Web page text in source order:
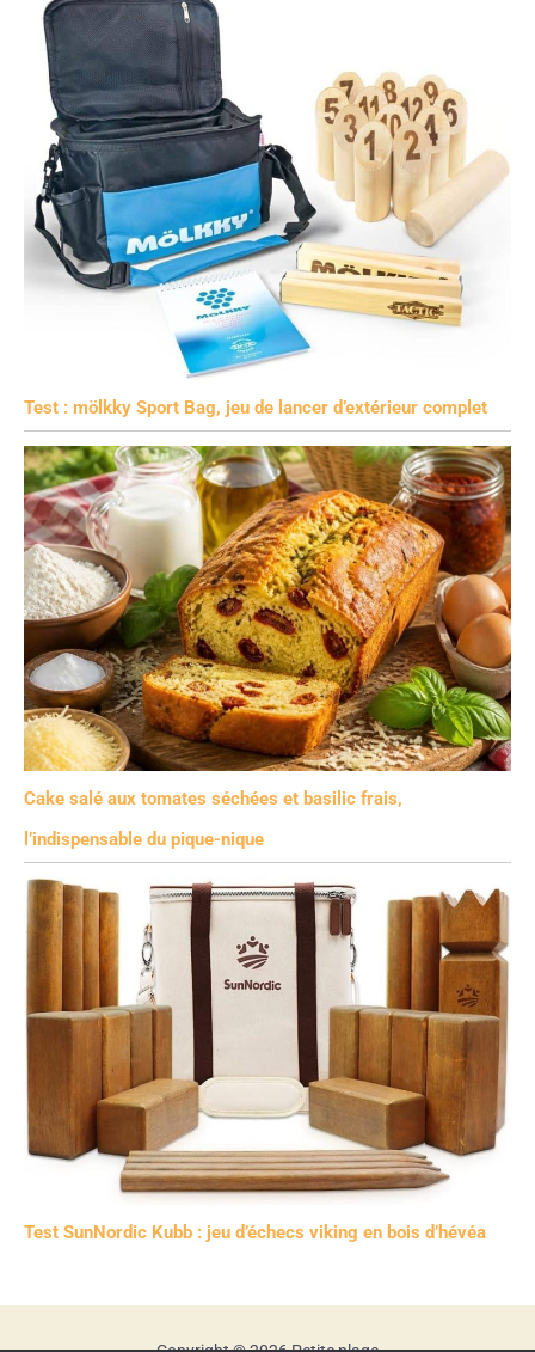
Test : mölkky Sport Bag, jeu de lancer d’extérieur complet
Cake salé aux tomates séchées et basilic frais,
l’indispensable du pique-nique
Test SunNordic Kubb : jeu d’échecs viking en bois d’hévéa